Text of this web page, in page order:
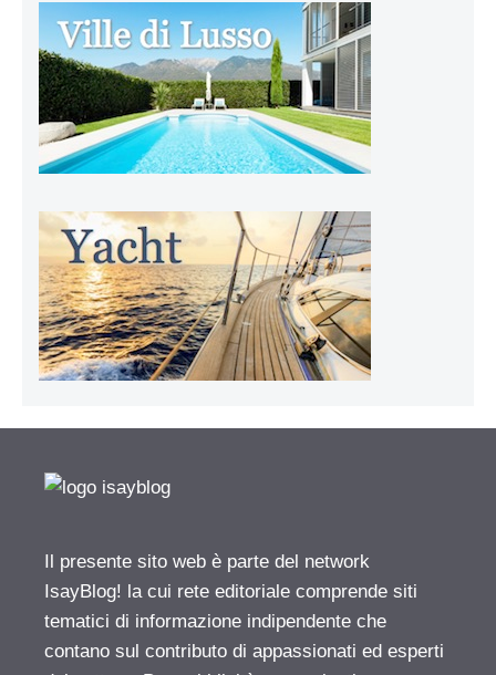
Il presente sito web è parte del network
IsayBlog! la cui rete editoriale comprende siti
tematici di informazione indipendente che
contano sul contributo di appassionati ed esperti